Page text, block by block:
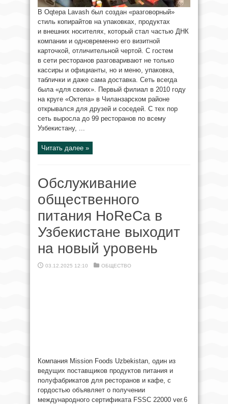
В Oqtepa Lavash был создан «разговорный»
стиль копирайтов на упаковках, продуктах
и внешних носителях, который стал частью ДНК
компании и одновременно его визитной
карточкой, отличительной чертой. С гостем
в сети ресторанов разговаривают не только
кассиры и официанты, но и меню, упаковка,
таблички и даже сама доставка. Сеть всегда
была «для своих». Первый филиал в 2010 году
на круге «Октепа» в Чиланзарском районе
открывался для друзей и соседей. С тех пор
сеть выросла до 99 ресторанов по всему
Узбекистану, ...
Читать далее »
Обслуживание
общественного
питания HoReCa в
Узбекистане выходит
на новый уровень
03.12.2025 12:10 ОБЩЕСТВО
Компания Mission Foods Uzbekistan, один из
ведущих поставщиков продуктов питания и
полуфабрикатов для ресторанов и кафе, с
гордостью объявляет о получении
международного сертификата FSSC 22000 ver.6